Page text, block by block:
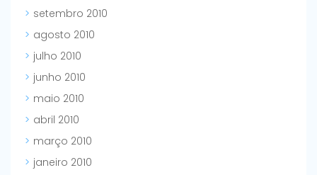
setembro 2010
agosto 2010
julho 2010
junho 2010
maio 2010
abril 2010
março 2010
janeiro 2010